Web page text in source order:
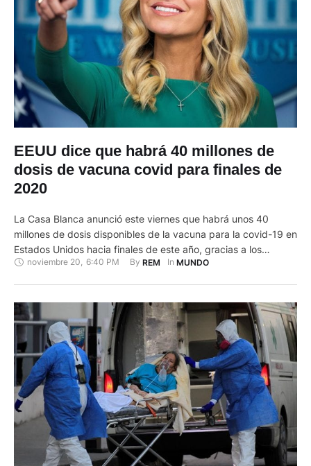
EEUU dice que habrá 40 millones de
dosis de vacuna covid para finales de
2020
La Casa Blanca anunció este viernes que habrá unos 40
millones de dosis disponibles de la vacuna para la covid-19 en
Estados Unidos hacia finales de este año, gracias a los
avances de las farmacéuticas Pfizer y Moderna. "Respecto a
noviembre 20, 6:40 PM By REM In MUNDO